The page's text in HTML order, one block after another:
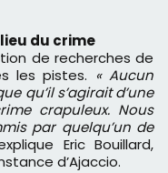
du crime
de recherches de
les pistes. « Aucun
qu’il s’agirait d’une
crapuleux. Nous
par quelqu’un de
Eric Bouillard,
d’Ajaccio.